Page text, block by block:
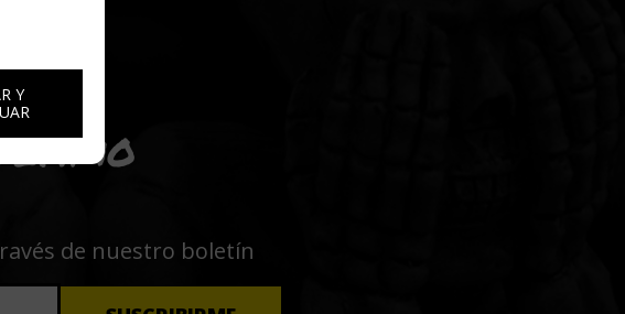
de nuestro boletín
Y